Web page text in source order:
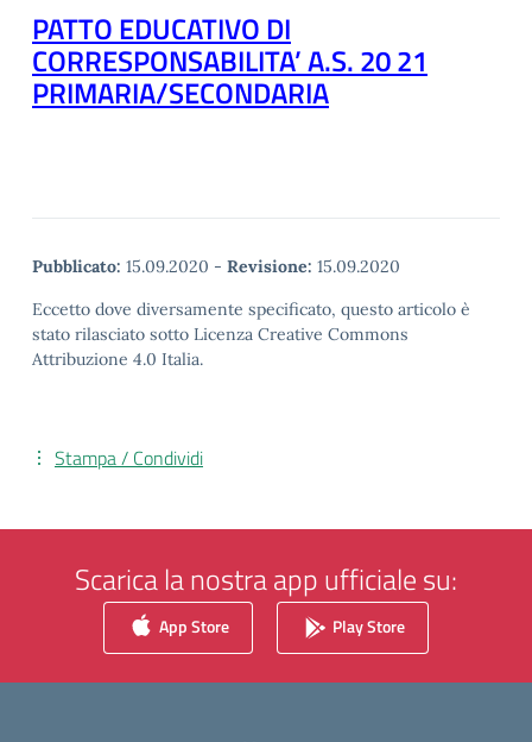
PATTO EDUCATIVO DI
CORRESPONSABILITA’ A.S. 20 21
PRIMARIA/SECONDARIA
Pubblicato: 15.09.2020 - Revisione: 15.09.2020
Eccetto dove diversamente specificato, questo articolo è
stato rilasciato sotto Licenza Creative Commons
Attribuzione 4.0 Italia.
Stampa / Condividi
Scarica la nostra app ufficiale su:
App Store Play Store